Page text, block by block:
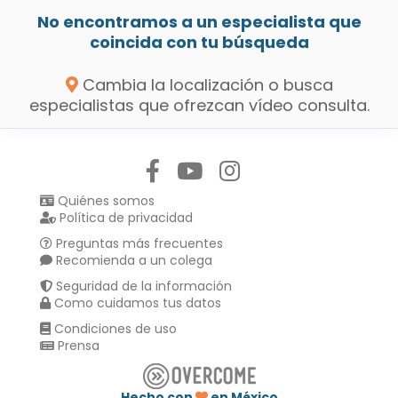
No encontramos a un especialista que
coincida con tu búsqueda
Cambia la localización o busca
especialistas que ofrezcan vídeo consulta.
Quiénes somos
Política de privacidad
Preguntas más frecuentes
Recomienda a un colega
Seguridad de la información
Como cuidamos tus datos
Condiciones de uso
Prensa